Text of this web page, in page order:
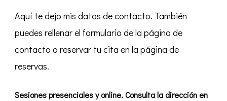
Aquí te dejo mis datos de contacto. También
puedes rellenar el formulario de la página de
contacto o reservar tu cita en la página de
reservas.
Sesiones presenciales y online. Consulta la dirección en